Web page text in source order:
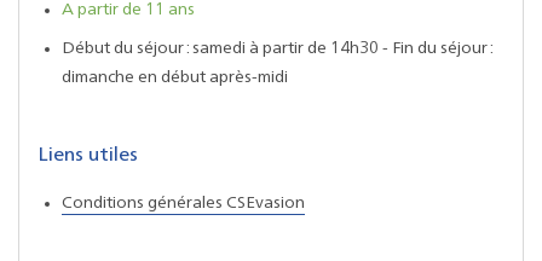
A partir de 11 ans
Début du séjour : samedi à partir de 14h30 - Fin du séjour :
dimanche en début après-midi
Liens utiles
Conditions générales CSEvasion